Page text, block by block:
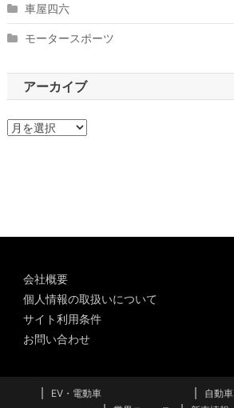
車屋四六
モータースポーツ
アーカイブ
ア
会社概要
個人情報の取扱いについて
サイト利用条件
お問い合わせ
EV・電動車
自動車